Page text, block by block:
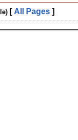
[ All Pages ]